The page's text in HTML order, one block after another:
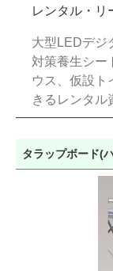
すまいリング
Q＆A
お気に入り
レンタル・リ
大型LEDデジ
対策養生シー
ウス、仮設ト
きるレンタル
タラップボード(